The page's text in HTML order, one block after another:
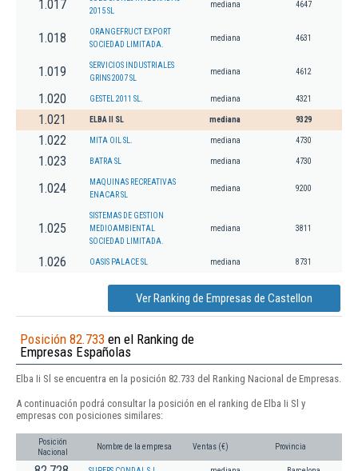
1.017
2015 SL
mediana 4647
1.018
ORANGEFRUCT EXPORT
SOCIEDAD LIMITADA.
mediana 4631
1.019
SERVICIOS INDUSTRIALES
GRINS 2007 SL
mediana 4612
1.020 GESTEL 2011 SL. mediana 4321
1.021 ELBA II SL mediana 9329
1.022 MITA OIL SL. mediana 4730
1.023 BATRA SL mediana 4730
1.024
MAQUINAS RECREATIVAS
ENACAR SL
mediana 9200
1.025
SISTEMAS DE GESTION
MEDIOAMBIENTAL
SOCIEDAD LIMITADA.
mediana 3811
1.026 OASIS PALACE SL mediana 8731
Ver Ranking de Empresas de Castellon
Posición 82.733 en el Ranking de
Empresas Españolas
Elba Ii Sl se encuentra en la posición 82.733 del Ranking Nacional de Empresas.
A continuación podrá consultar la posición en el ranking de Elba Ii Sl y
empresas con posiciones similares:
Posición
Nacional
Nombre de la empresa Ventas (€) Provincia